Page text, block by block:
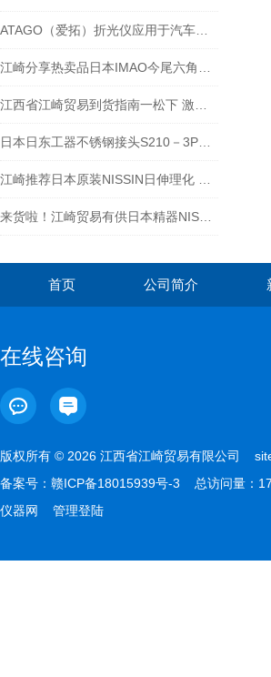
首页 公司简介
在线咨询
版权所有 © 2026 江西省江崎贸易有限公司
备案号： 赣ICP备18015939号-3 总访问量：
仪器网
管理登陆